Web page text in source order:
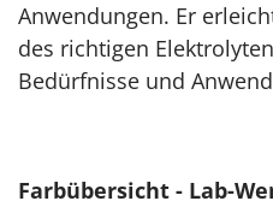
Anwendungen. Er
des richtigen
Bedürfnisse und
Farbübersicht - Lab-